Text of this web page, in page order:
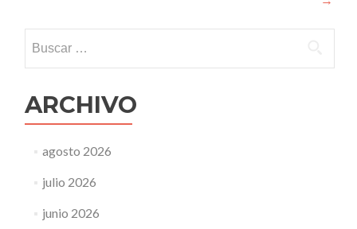
ARCHIVO
agosto 2026
julio 2026
junio 2026